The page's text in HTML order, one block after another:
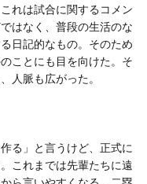
れは試合に関するコメン
はなく、普段の生活のな
日記的なもの。そのため
ことにも目を向けた。そ
人脈も広がった。
る」と言うけど、正式に
これまでは先輩たちに遠